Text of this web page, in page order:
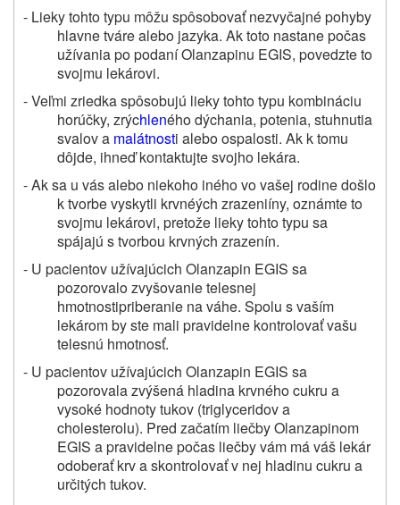
- Lieky tohto typu môžu spôsobovať nezvyčajné pohyby
hlavne tváre alebo jazyka. Ak toto nastane počas
užívania po podaní Olanzapinu EGIS, povedzte to
svojmu lekárovi.
- Veľmi zriedka spôsobujú lieky tohto typu kombináciu
horúčky, zrýchleného dýchania, potenia, stuhnutia
svalov a malátnosti alebo ospalosti. Ak k tomu
dôjde, ihneď kontaktujte svojho lekára.
- Ak sa u vás alebo niekoho iného vo vašej rodine došlo
k tvorbe vyskytli krvnéých zrazeniíny, oznámte to
svojmu lekárovi, pretože lieky tohto typu sa
spájajú s tvorbou krvných zrazenín.
- U pacientov užívajúcich Olanzapin EGIS sa
pozorovalo zvyšovanie telesnej
hmotnostipriberanie na váhe. Spolu s vaším
lekárom by ste mali pravidelne kontrolovať vašu
telesnú hmotnosť.
- U pacientov užívajúcich Olanzapin EGIS sa
pozorovala zvýšená hladina krvného cukru a
vysoké hodnoty tukov (triglyceridov a
cholesterolu). Pred začatím liečby Olanzapinom
EGIS a pravidelne počas liečby vám má váš lekár
odoberať krv a skontrolovať v nej hladinu cukru a
určitých tukov.